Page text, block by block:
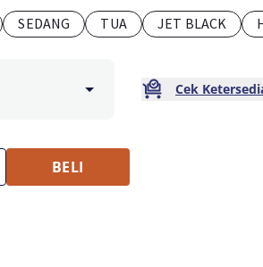
SEDANG TUA JET BLACK
Cek
BELI